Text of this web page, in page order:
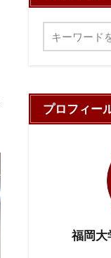
プロフィー
福岡大